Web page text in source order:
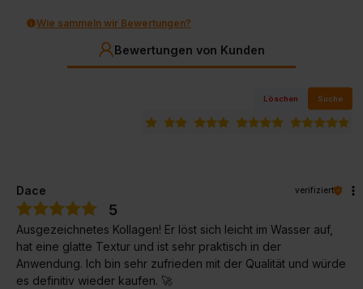
Wie sammeln wir Bewertungen?
Bewertungen von Kunden
Löschen Suche
Dace verifiziert
5
Ausgezeichnetes Kollagen! Er löst sich leicht im Wasser auf,
hat eine glatte Textur und ist sehr praktisch in der
Anwendung. Ich bin sehr zufrieden mit der Qualität und würde
es definitiv wieder kaufen. 🚀